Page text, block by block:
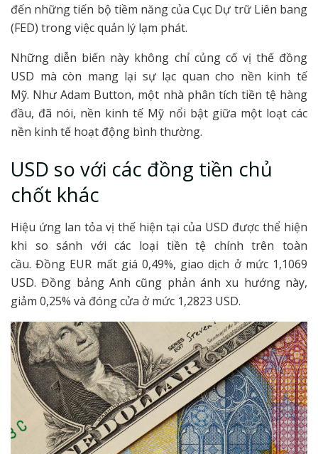
đến những tiến bộ tiềm năng của Cục Dự trữ Liên bang
(FED) trong việc quản lý lạm phát.
Những diễn biến này không chỉ củng cố vị thế đồng
USD mà còn mang lại sự lạc quan cho nền kinh tế
Mỹ. Như Adam Button, một nhà phân tích tiền tệ hàng
đầu, đã nói, nền kinh tế Mỹ nổi bật giữa một loạt các
nền kinh tế hoạt động bình thường.
USD so với các đồng tiền chủ
chốt khác
Hiệu ứng lan tỏa vị thế hiện tại của USD được thể hiện
khi so sánh với các loại tiền tệ chính trên toàn
cầu. Đồng EUR mất giá 0,49%, giao dịch ở mức 1,1069
USD. Đồng bảng Anh cũng phản ánh xu hướng này,
giảm 0,25% và đóng cửa ở mức 1,2823 USD.